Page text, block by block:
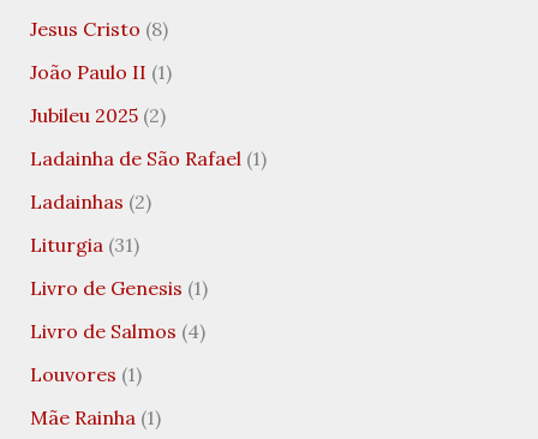
Jesus Cristo (8)
João Paulo II (1)
Jubileu 2025(2)
Ladainha de São Rafael(1)
Ladainhas (2)
Liturgia(31)
Livro de Genesis (1)
Livro de Salmos (4)
Louvores (1)
Mãe Rainha(1)